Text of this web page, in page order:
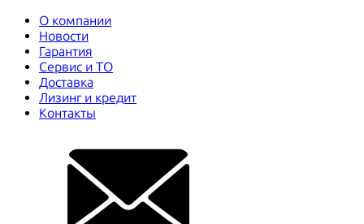
О компании
Новости
Гарантия
Сервис и ТО
Доставка
Лизинг и кредит
Контакты